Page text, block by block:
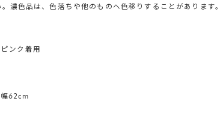
濃色品は、色落ちや他のものへ色移りすることがあります。
ンク着用
62cm